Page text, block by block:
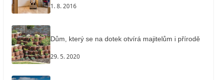
1. 8. 2016
Dům, který se na dotek otvírá majitelům i přírodě
29. 5. 2020